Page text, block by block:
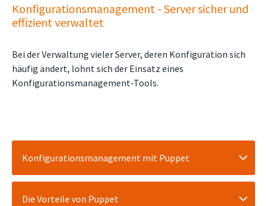
Konfigurationsmanagement - Server sicher und
effizient verwaltet
Bei der Verwaltung vieler Server, deren Konfiguration sich
häufig ändert, lohnt sich der Einsatz eines
Konfigurationsmanagement-Tools.
Konfigurationsmanagement mit Puppet
Die Vorteile von Puppet